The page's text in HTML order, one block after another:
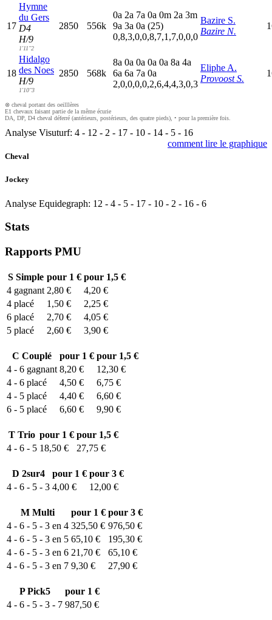
17
Hymne
du Gers
D4
H/9
1'11"2
2850 556k
0a 2a 7a 0a 0m 2a 3m
9a 3a 0a (25)
0,8,3,0,0,8,7,1,7,0,0,0
Bazire S.
Bazire N.
18
Hidalgo
des Noes
H/9
1'10"3
2850 568k
8a 0a 0a 0a 0a 8a 4a
6a 6a 7a 0a
2,0,0,0,0,2,6,4,4,3,0,3
Eliphe A.
Provoost S.
⊗ cheval portant des oeilllères
E1 chevaux faisant partie de la même écurie
DA, DP, D4 cheval déferré (antérieurs, postérieurs, des quatre pieds), • pour la première fois.
Analyse Visuturf: 4 - 12 - 2 - 17 - 10 - 14 - 5 - 16
comment lire le graphique
Cheval
Jockey
Analyse Equidegraph: 12 - 4 - 5 - 17 - 10 - 2 - 16 - 6
Stats
Rapports PMU
SSimple pour 1 € pour 1,5 €
4 gagnant 2,80 €
4,20 €
4 placé 1,50 €
2,25 €
6 placé 2,70 €
4,05 €
5 placé 2,60 € 3,90 €
C Couplé pour 1 € pour 1,5 €
4 - 6 gagnant 8,20 €
12,30 €
4 - 6 placé 4,50 €
6,75 €
4 - 5 placé 4,40 €
6,60 €
6 - 5 placé 6,60 € 9,90 €
T Trio pour 1 € pour 1,5 €
4 - 6 - 5 18,50 € 27,75 €
D 2sur4 pour 1 € pour 3 €
4 - 6 - 5 - 3 4,00 € 12,00 €
M Multi pour 1 € pour 3 €
4 - 6 - 5 - 3 en 4 325,50 € 976,50 €
4 - 6 - 5 - 3 en 5 65,10 €
195,30 €
4 - 6 - 5 - 3 en 6 21,70 €
65,10 €
4 - 6 - 5 - 3 en 7 9,30 € 27,90 €
PPick5
pour 1 €
4 - 6 - 5 - 3 - 7 987,50 €